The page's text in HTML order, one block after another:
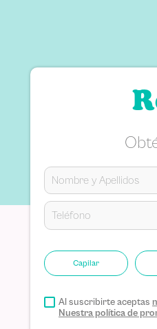
Capilar
Al suscribirte aceptas
Nuestra política de